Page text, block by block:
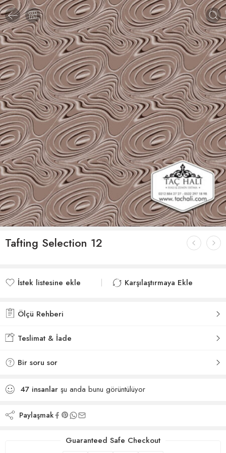
Tafting Selection 12
İstek listesine ekle
Karşılaştırmaya Ekle
Ölçü Rehberi
Teslimat & İade
Bir soru sor
47 insanlar şu anda bunu görüntülüyor
Paylaşmak
Guaranteed Safe Checkout